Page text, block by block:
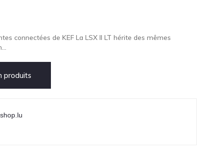
connectées de KEF La LSX II LT hérite des mêmes
produits